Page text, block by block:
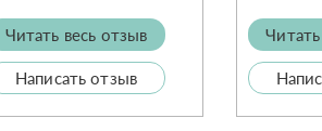
Читать весь отзыв
Написать отзыв